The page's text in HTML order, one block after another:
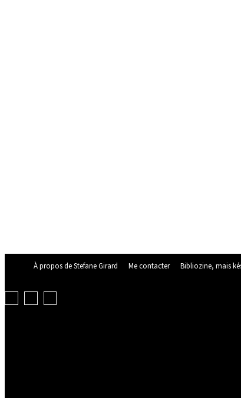
À propos de Stefane Girard Me contacter Bibliozine, mais